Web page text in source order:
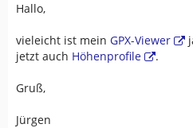
Hallo,
vieleicht ist mein GPX-Viewer
jetzt auch Höhenprofile .
Gruß,
Jürgen